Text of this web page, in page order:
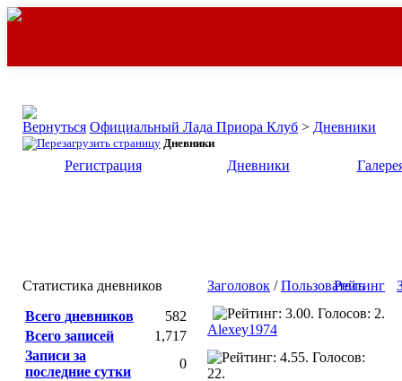
Официальный Лада Приора Клуб > Дневники
Дневники
Регистрация Дневники
Рейтинг
Заголовок /Пользователь
Alexey1974
Статистика дневников
Всего дневников
582
Всего записей
1,717
Записи за
последние сутки
0